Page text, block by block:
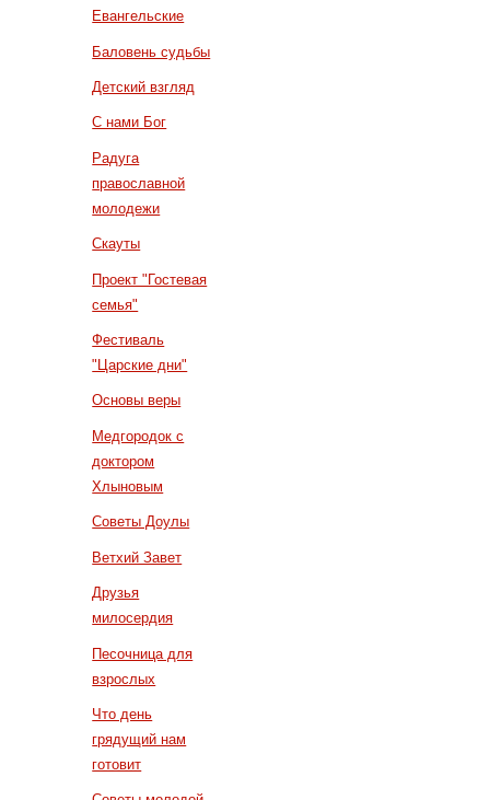
Евангельские
Баловень судьбы
Детский взгляд
С нами Бог
Радуга
православной
молодежи
Скауты
Проект "Гостевая
семья"
Фестиваль
"Царские дни"
Основы веры
Медгородок с
доктором
Хлыновым
Советы Доулы
Ветхий Завет
Друзья
милосердия
Песочница для
взрослых
Что день
грядущий нам
готовит